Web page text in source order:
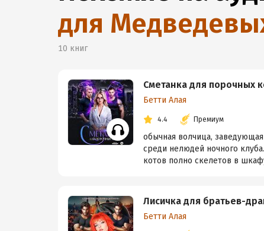
для
10 книг
Сметанка для порочных
Бетти Алая
4.4 Премиум
обычная волчица,
среди нелюдей ночного
котов полно скелетов в
Лисичка для братьев-
Бетти Алая